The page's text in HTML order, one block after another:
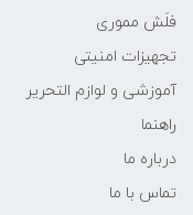
فلَش مموری
تجهیزات امنیتی
آموزشی و لوازم التحریر
راهنما
درباره ما
تماس با ما